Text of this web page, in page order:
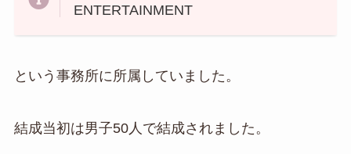
ENTERTAINMENT
という事務所に所属していました。
結成当初は男子50人で結成されました。